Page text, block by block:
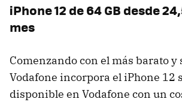
iPhone 12 de 64 GB desde
mes
Comenzando con el más barato y
Vodafone incorpora el iPhone 12
disponible en Vodafone con un